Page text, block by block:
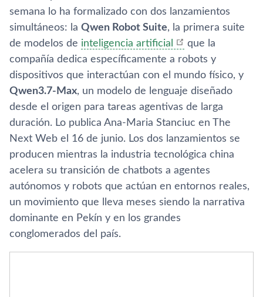
semana lo ha formalizado con dos lanzamientos
simultáneos: la Qwen Robot Suite, la primera suite
de modelos de inteligencia artificial
que la
compañía dedica específicamente a robots y
dispositivos que interactúan con el mundo físico, y
Qwen3.7-Max, un modelo de lenguaje diseñado
desde el origen para tareas agentivas de larga
duración. Lo publica Ana-Maria Stanciuc en The
Next Web el 16 de junio. Los dos lanzamientos se
producen mientras la industria tecnológica china
acelera su transición de chatbots a agentes
autónomos y robots que actúan en entornos reales,
un movimiento que lleva meses siendo la narrativa
dominante en Pekín y en los grandes
conglomerados del país.